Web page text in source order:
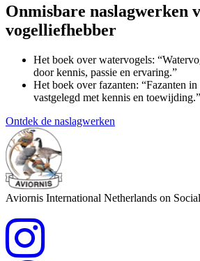
Onmisbare naslagwerken
vogelliefhebber
Het boek over watervogels:
door kennis, passie en ervaring.”
Het boek over fazanten: “Fazanten
vastgelegd met kennis en toewijding.”
Ontdek de naslagwerken
Aviornis International Netherlands on